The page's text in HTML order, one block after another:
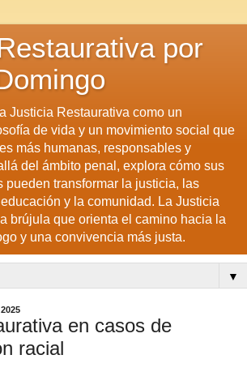
por
Justicia Restaurativa como un
de vida y un movimiento social que
más humanas, responsables y
del ámbito penal, explora cómo sus
pueden transformar la justicia, las
y la comunidad. La Justicia
brújula que orienta el camino hacia la
y una convivencia más justa.
▼
en casos de
racial